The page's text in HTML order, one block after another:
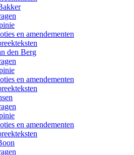
en amendementen
den Berg
en amendementen
en amendementen